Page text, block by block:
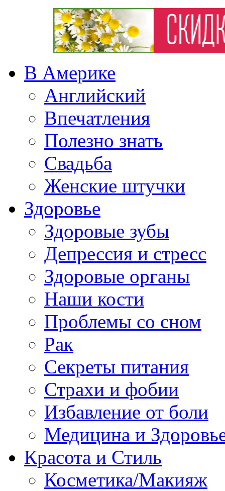
В Америке
Английский
Впечатления
Полезно знать
Свадьба
Женские штучки
Здоровье
Здоровые зубы
Депрессия и стресс
Здоровые органы
Наши кости
Проблемы со сном
Рак
Секреты питания
Страхи и фобии
Избавление от боли
Медицина и
Красота и Стиль
Косметика/Макияж